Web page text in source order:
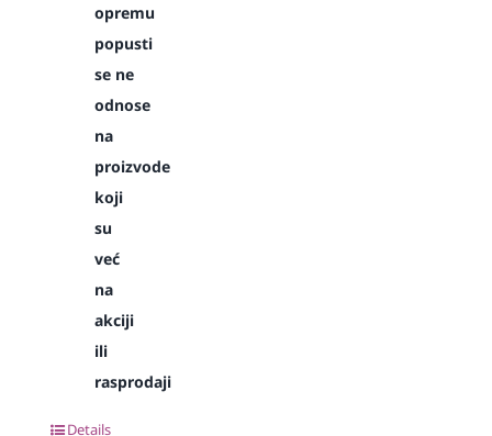
opremu
popusti
se ne
odnose
na
proizvode
koji
su
već
na
akciji
ili
rasprodaji
Details